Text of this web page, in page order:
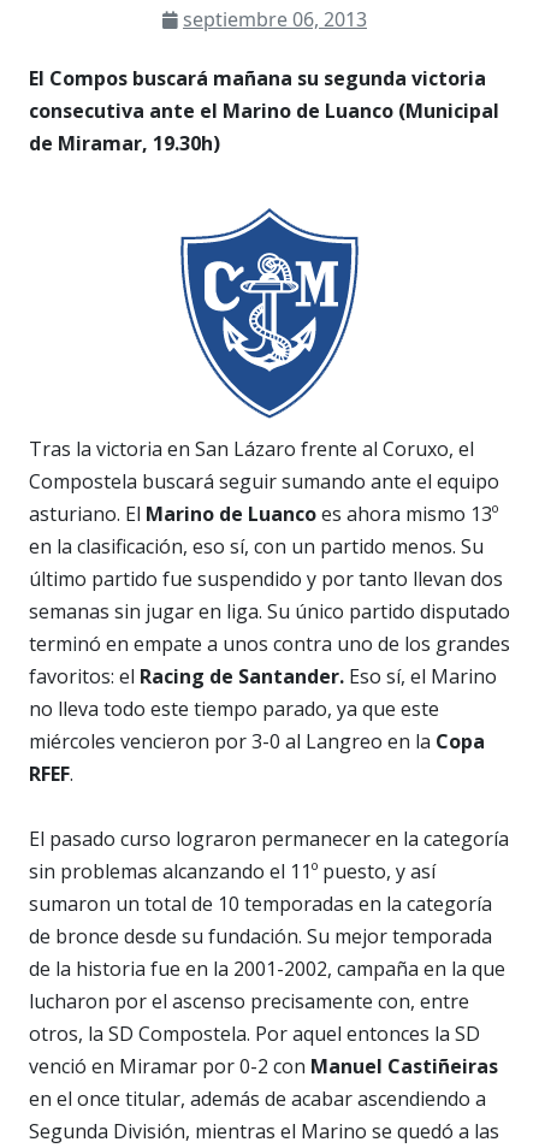
septiembre 06, 2013
El Compos buscará mañana su segunda victoria
consecutiva ante el Marino de Luanco (Municipal
de Miramar, 19.30h)
Tras la victoria en San Lázaro frente al Coruxo, el
Compostela buscará seguir sumando ante el equipo
asturiano. El Marino de Luancoes ahora mismo 13º
en la clasificación, eso sí, con un partido menos. Su
último partido fue suspendido y por tanto llevan dos
semanas sin jugar en liga. Su único partido disputado
terminó en empate a unos contra uno de los grandes
favoritos: el Racing de Santander. Eso sí, el Marino
no lleva todo este tiempo parado, ya que este
miércoles vencieron por 3-0 al Langreo en la Copa
RFEF.
El pasado curso lograron permanecer en la categoría
sin problemas alcanzando el 11º puesto, y así
sumaron un total de 10 temporadas en la categoría
de bronce desde su fundación. Su mejor temporada
de la historia fue en la 2001-2002, campaña en la que
lucharon por el ascenso precisamente con, entre
otros, la SD Compostela. Por aquel entonces la SD
venció en Miramar por 0-2 con Manuel Castiñeiras
en el once titular, además de acabar ascendiendo a
Segunda División, mientras el Marino se quedó a las